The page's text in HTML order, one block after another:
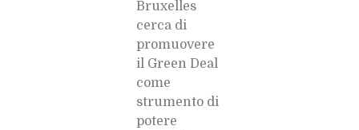
Bruxelles
cerca di
promuovere
il Green Deal
come
strumento di
potere